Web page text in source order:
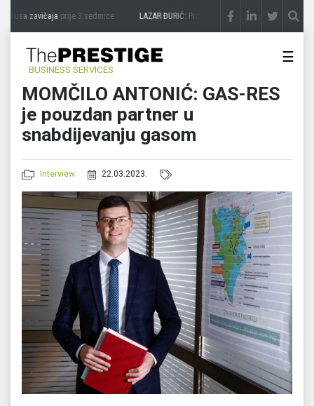
zavičajaprije 3 sedmice LAZAR ĐURIĆ: Promocija potencijal pretvara u
BUSINESS SERVICES
☰
MOMČILO ANTONIĆ: GAS-RES
je pouzdan partner u
snabdijevanju gasom
Interview 22.03.2023.